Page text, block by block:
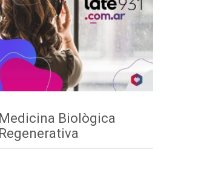
Medicina Biològica
Regenerativa